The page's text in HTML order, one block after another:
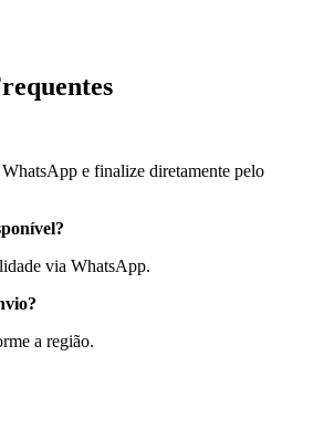
e finalize diretamente pelo
via WhatsApp.
a região.